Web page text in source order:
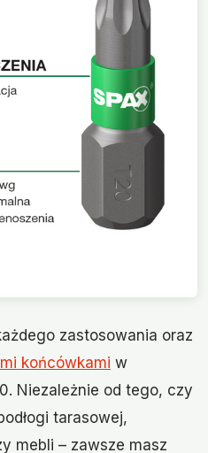
zastosowania oraz
końcówkami w
Niezależnie od tego, czy
tarasowej,
mebli – zawsze masz